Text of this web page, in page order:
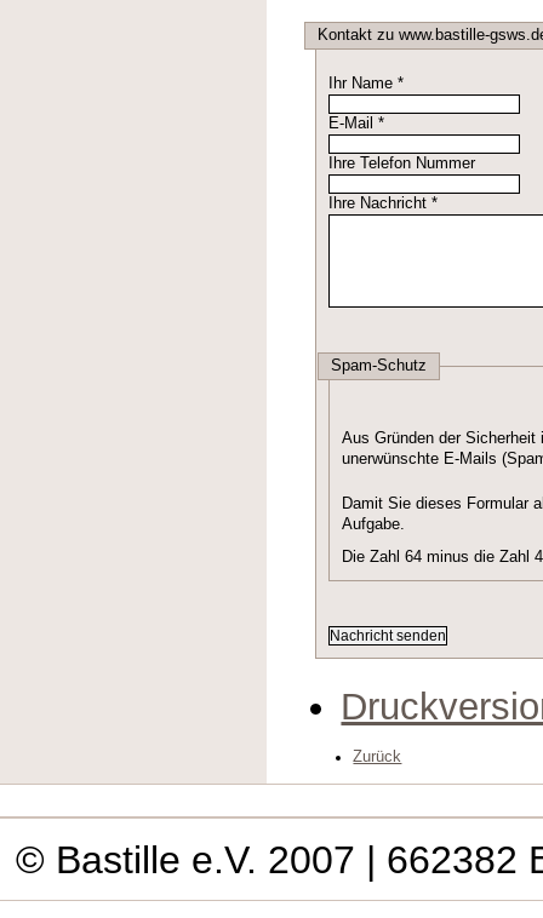
Kontakt zu www.bastille-
Ihr Name *
E-Mail *
Ihre Telefon Nummer
Ihre Nachricht *
Spam-Schutz
Aus Gründen der
unerwünschte E-Mails
Damit Sie dieses Formular
Aufgabe.
Die Zahl 64 minus die Zahl
Zurück
© Bastille e.V. 2007 | 662382